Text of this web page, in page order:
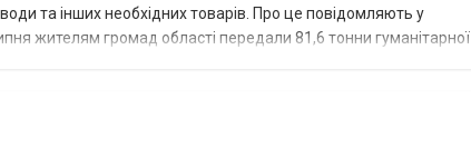
та інших необхідних товарів. Про це повідомляють у
жителям громад області передали 81,6 тонни гуманітарної